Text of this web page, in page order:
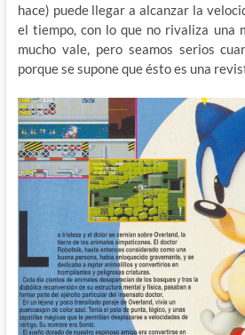
hace) puede llegar a alcanzar la
el tiempo, con lo que no rivaliza una
mucho vale, pero seamos serios
porque se supone que ésto es una